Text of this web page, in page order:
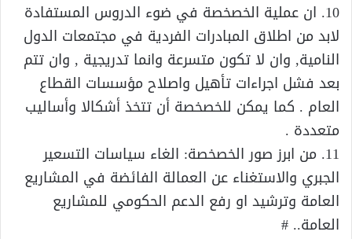
10. ان عملية الخصخصة في ضوء الدروس المستفادة
لابد من اطلاق المبادرات الفردية في مجتمعات الدول
النامية, وان لا تكون متسرعة وانما تدريجية , وان تتم
بعد فشل اجراءات تأهيل واصلاح مؤسسات القطاع
العام . كما يمكن للخصخصة أن تتخذ أشكالا وأساليب
متعددة .
11. من ابرز صور الخصخصة: الغاء سياسات التسعير
الجبري والاستغناء عن العمالة الفائضة في المشاريع
العامة وترشيد او رفع الدعم الحكومي للمشاريع
العامة.. #